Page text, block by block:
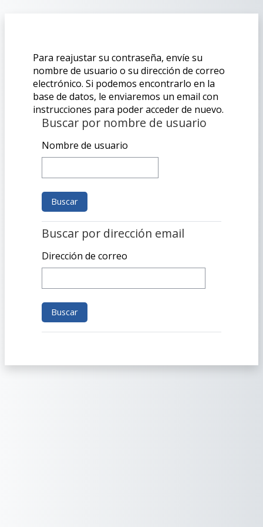
Para reajustar su contraseña, envíe su
nombre de usuario o su dirección de correo
electrónico. Si podemos encontrarlo en la
base de datos, le enviaremos un email con
instrucciones para poder acceder de nuevo.
Buscar por nombre de usuario
Buscar por nombre de usuario
Nombre de usuario
Buscar por dirección email
Buscar por dirección email
Dirección de correo